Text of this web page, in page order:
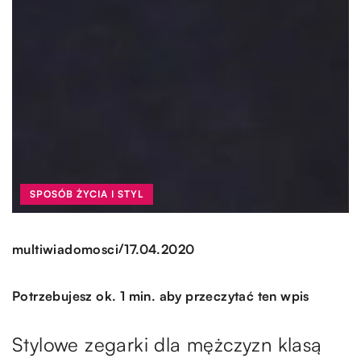
SPOSÓB ŻYCIA I STYL
multiwiadomosci/17.04.2020
Potrzebujesz ok. 1 min. aby przeczytać ten wpis
Stylowe zegarki dla mężczyzn klasą